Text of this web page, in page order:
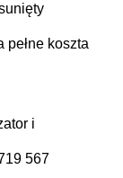
koszta
i
567